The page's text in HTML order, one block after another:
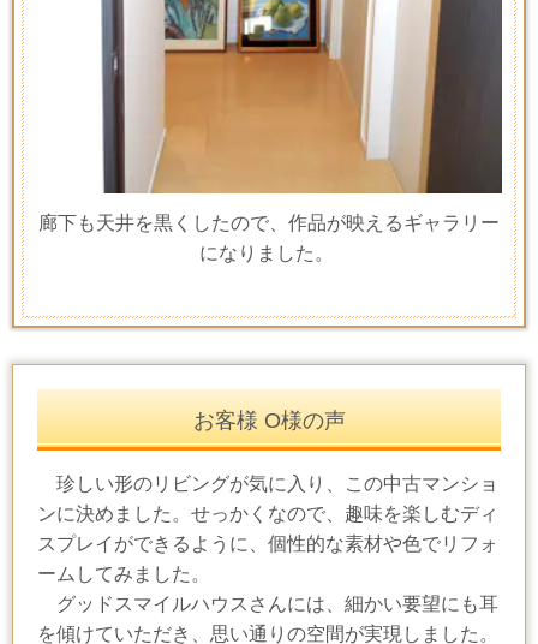
廊下も天井を黒くしたので、作品が映えるギャラリー
になりました。
お客様 O様の声
珍しい形のリビングが気に入り、この中古マンショ
ンに決めました。せっかくなので、趣味を楽しむディ
スプレイができるように、個性的な素材や色でリフォ
ームしてみました。
グッドスマイルハウスさんには、細かい要望にも耳
を傾けていただき、思い通りの空間が実現しました。